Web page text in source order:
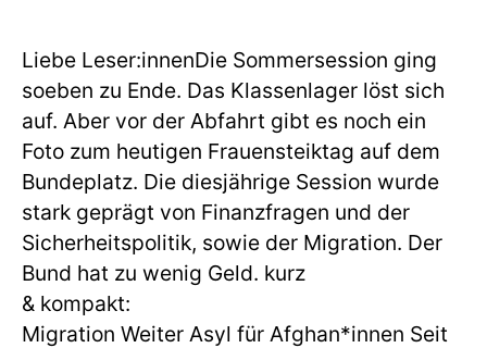
Liebe Leser:innenDie Sommersession ging
soeben zu Ende. Das Klassenlager löst sich
auf. Aber vor der Abfahrt gibt es noch ein
Foto zum heutigen Frauensteiktag auf dem
Bundeplatz. Die diesjährige Session wurde
stark geprägt von Finanzfragen und der
Sicherheitspolitik, sowie der Migration. Der
Bund hat zu wenig Geld. kurz
&
Migration Weiter Asyl für Afghan*innen Seit